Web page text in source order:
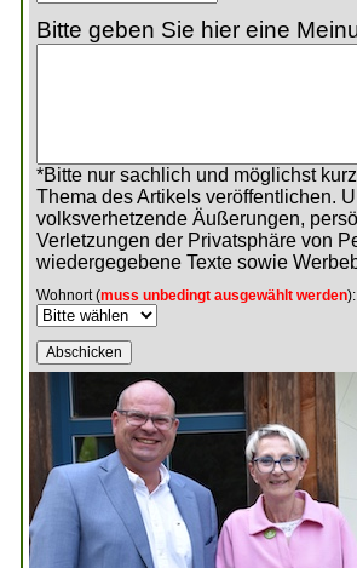
Bitte geben Sie hier eine
*Bitte nur sachlich und möglichst
Thema des Artikels veröffentlichen.
volksverhetzende Äußerungen,
Verletzungen der Privatsphäre von
wiedergegebene Texte sowie
Wohnort (muss unbedingt ausgewählt werden):